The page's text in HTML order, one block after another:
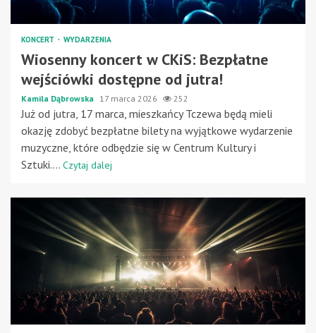
KONCERT WYDARZENIA
Wiosenny koncert w CKiS: Bezpłatne
wejściówki dostępne od jutra!
Kamila Dąbrowska 17 marca 2026 252
Już od jutra, 17 marca, mieszkańcy Tczewa będą mieli
okazję zdobyć bezpłatne bilety na wyjątkowe wydarzenie
muzyczne, które odbędzie się w Centrum Kultury i
Sztuki.... Czytaj dalej